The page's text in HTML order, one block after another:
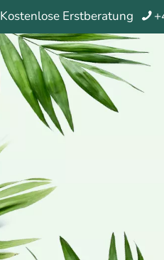
Kostenlose Erstberatung